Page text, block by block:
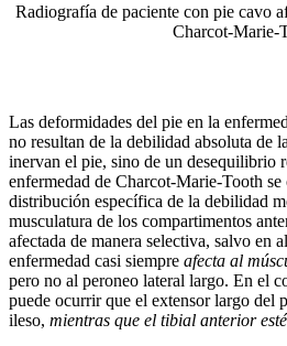
Radiografía de paciente con pie cavo
Charcot-Marie-
Las deformidades del pie en la
no resultan de la debilidad absoluta de
inervan el pie, sino de un desequilibrio
enfermedad de Charcot-Marie-Tooth se
distribución específica de la debilidad
musculatura de los compartimentos
afectada de manera selectiva, salvo en
enfermedad casi siempre afecta al
pero no al peroneo lateral largo. En el
puede ocurrir que el extensor largo del
ileso, mientras que el tibial anterior